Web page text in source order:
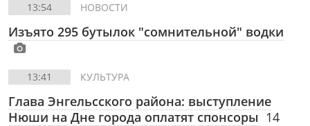
13:54 НОВОСТИ
Изъято 295 бутылок "сомнительной" водки
13:41 КУЛЬТУРА
Глава Энгельсского района: выступление
Нюши на Дне города оплатят спонсоры 14